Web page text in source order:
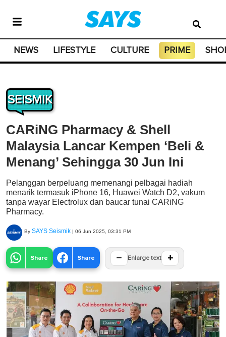
NEWS LIFESTYLE CULTURE PRIME
SEISMIK
CARiNG Pharmacy & Shell
Malaysia Lancar Kempen ‘Beli &
Menang’ Sehingga 30 Jun Ini
Pelanggan berpeluang memenangi pelbagai hadiah
menarik termasuk iPhone 16, Huawei Watch D2, vakum
tanpa wayar Electrolux dan baucar tunai CARiNG
Pharmacy.
By SAYS Seismik | 06 Jun 2025, 03:31 PM
Share Share − Enlarge text +